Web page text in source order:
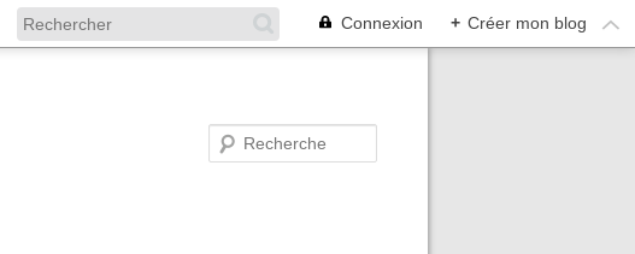
Connexion + Créer mon blog